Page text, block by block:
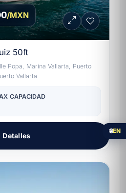
/MXN
50ft
Popa, Marina Vallarta, Puerto
Vallarta
CAPACIDAD
Detalles
🌐EN